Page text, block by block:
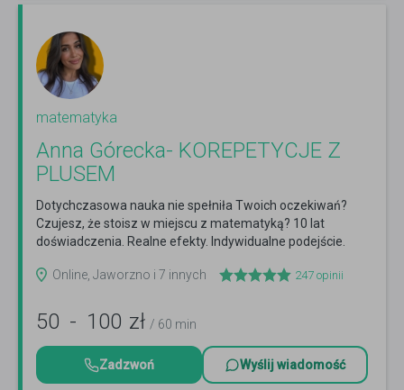
matematyka
Anna Górecka- KOREPETYCJE Z
PLUSEM
Dotychczasowa nauka nie spełniła Twoich oczekiwań?
Czujesz, że stoisz w miejscu z matematyką? 10 lat
doświadczenia. Realne efekty. Indywidualne podejście.
Online, Jaworzno i 7 innych
247 opinii
50 - 100 zł / 60 min
Zadzwoń Wyślij wiadomość